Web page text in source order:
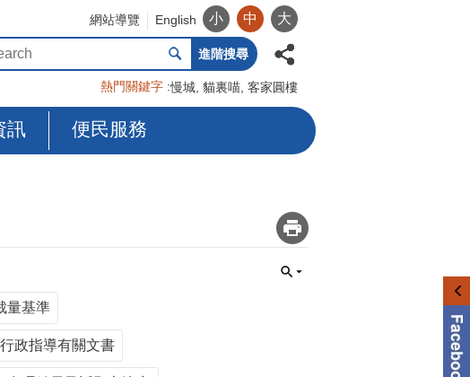
網站導覽 English 小 中 大
進階搜尋
熱門關鍵字 慢城 貓裏喵 客家圓樓
訊 便民服務
_
量基準
行政指導有關文書